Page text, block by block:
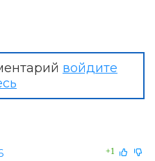
войдите
+1